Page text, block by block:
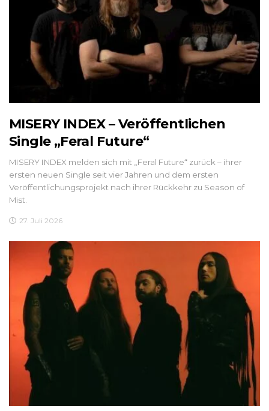
MISERY INDEX – Veröffentlichen
Single „Feral Future“
MISERY INDEX melden sich mit „Feral Future“ zurück – ihrer
ersten neuen Single seit vier Jahren und dem ersten
Veröffentlichungsprojekt nach ihrer Rückkehr zu Season of
Mist.
27. Juli 2026